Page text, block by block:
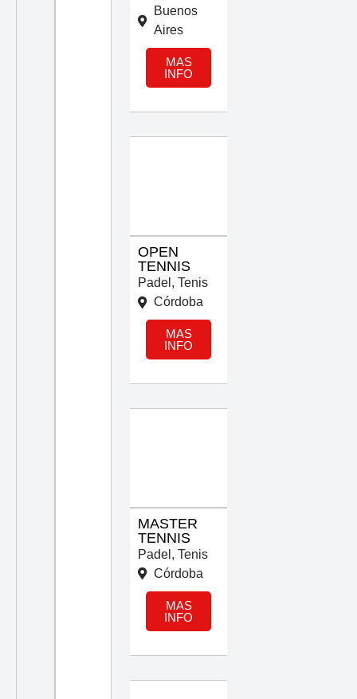
Buenos
Aires
MAS
INFO
OPEN
TENNIS
Padel , Tenis
Córdoba
MAS
INFO
MASTER
TENNIS
Padel , Tenis
Córdoba
MAS
INFO